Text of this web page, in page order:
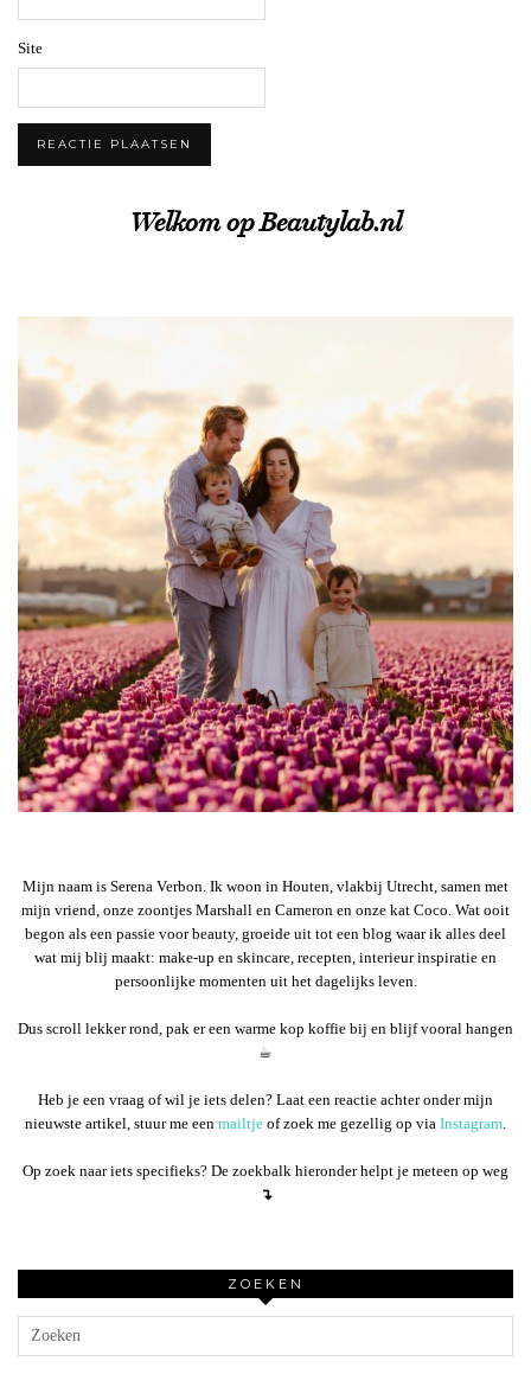
Site
Welkom op Beautylab.nl
Mijn naam is Serena Verbon. Ik woon in Houten, vlakbij Utrecht, samen met
mijn vriend, onze zoontjes Marshall en Cameron en onze kat Coco. Wat ooit
begon als een passie voor beauty, groeide uit tot een blog waar ik alles deel
wat mij blij maakt: make-up en skincare, recepten, interieur inspiratie en
persoonlijke momenten uit het dagelijks leven.
Dus scroll lekker rond, pak er een warme kop koffie bij en blijf vooral hangen
☕︎
Heb je een vraag of wil je iets delen? Laat een reactie achter onder mijn
nieuwste artikel, stuur me een mailtje of zoek me gezellig op via Instagram.
Op zoek naar iets specifieks? De zoekbalk hieronder helpt je meteen op weg
↴
ZOEKEN